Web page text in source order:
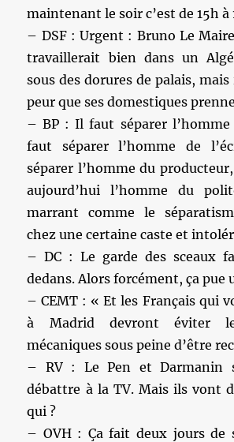
maintenant le soir c’est de 15h à
– DSF : Urgent : Bruno Le
travaillerait bien dans un
sous des dorures de palais,
peur que ses domestiques
– BP : Il faut séparer
faut séparer l’homme de
séparer l’homme du
aujourd’hui l’homme du
marrant comme le
chez une certaine caste et
– DC : Le garde des sceaux
dedans. Alors forcément, ça pue
– CEMT : « Et les Français qui
à Madrid devront éviter
mécaniques sous peine d’être
– RV : Le Pen et Darmanin
débattre à la TV. Mais ils vont
qui ?
– OVH : Ça fait deux jours de